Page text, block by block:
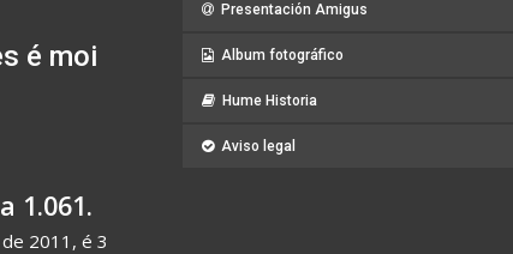
é moi
1.061.
2011, é 3
Presentación Amigus
Album fotográfico
Hume Historia
Aviso legal